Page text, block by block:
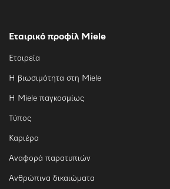
Εταιρικό προφίλ Miele
Εταιρεία
Η βιωσιμότητα στη Miele
Η Miele παγκοσμίως
Τύπος
Καριέρα
Αναφορά παρατυπιών
Ανθρώπινα δικαιώματα